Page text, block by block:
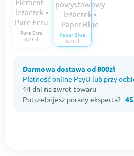
Pure Ecru
879 zł
Paper Blue
879 zł
Darmowa dostawa od 800zł
Płatność online PayU lub przy
14 dni na zwrot towaru
Potrzebujesz porady eksperta?